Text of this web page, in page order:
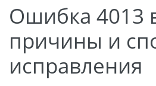
Ошибка 4013
причины и
исправления